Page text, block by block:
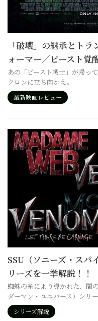
「破壊」の継承とト
ォーマー／ビースト覚
あの「ビースト戦士」が帰っ
クロンに立ち向かえ。
最新映画レビュー
SSU（ソニーズ・スパ
リーズを一挙解説！！
蜘蛛の糸により導かれた、闇
ダーマン・ユニバース）シリー
シリーズ解説